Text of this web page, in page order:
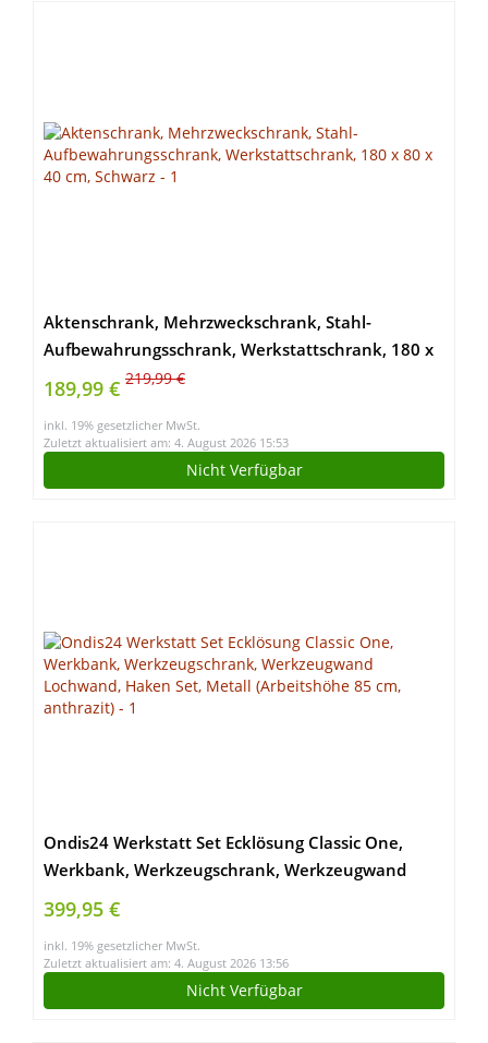
Aktenschrank, Mehrzweckschrank, Stahl-
Aufbewahrungsschrank, Werkstattschrank, 180 x
80 x 40 cm, Schwarz
189,99 € 219,99 €
inkl. 19% gesetzlicher MwSt.
Zuletzt aktualisiert am: 4. August 2026 15:53
Nicht Verfügbar
Ondis24 Werkstatt Set Ecklösung Classic One,
Werkbank, Werkzeugschrank, Werkzeugwand
Lochwand, Haken Set, Metall (Arbeitshöhe 85 cm,
anthrazit)
399,95 €
inkl. 19% gesetzlicher MwSt.
Zuletzt aktualisiert am: 4. August 2026 13:56
Nicht Verfügbar